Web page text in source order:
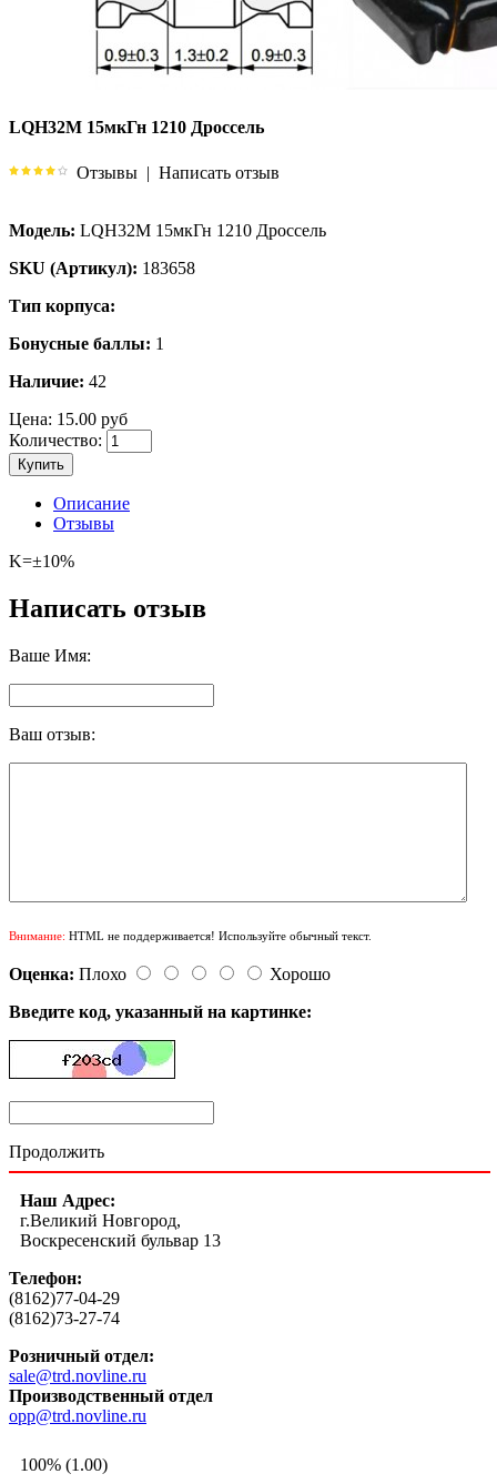
LQH32M 15мкГн 1210 Дроссель
Отзывы | Написать отзыв
Модель: LQH32M 15мкГн 1210 Дроссель
SKU (Артикул): 183658
Тип корпуса:
Бонусные баллы: 1
Наличие: 42
Цена: 15.00 руб
Количество:
Купить
Описание
Отзывы
K=±10%
Написать отзыв
Ваше Имя:
Ваш отзыв:
Внимание: HTML не поддерживается! Используйте обычный текст.
Оценка: Плохо
Хорошо
Введите код, указанный на картинке:
Продолжить
Наш Адрес:
г.Великий Новгород,
Воскресенский бульвар 13
Телефон:
(8162)77-04-29
(8162)73-27-74
Розничный отдел:
sale@trd.novline.ru
Производственный отдел
opp@trd.novline.ru
100% (1.00)